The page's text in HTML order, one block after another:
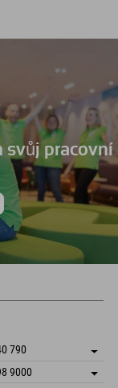
svůj pracovní
790
9000